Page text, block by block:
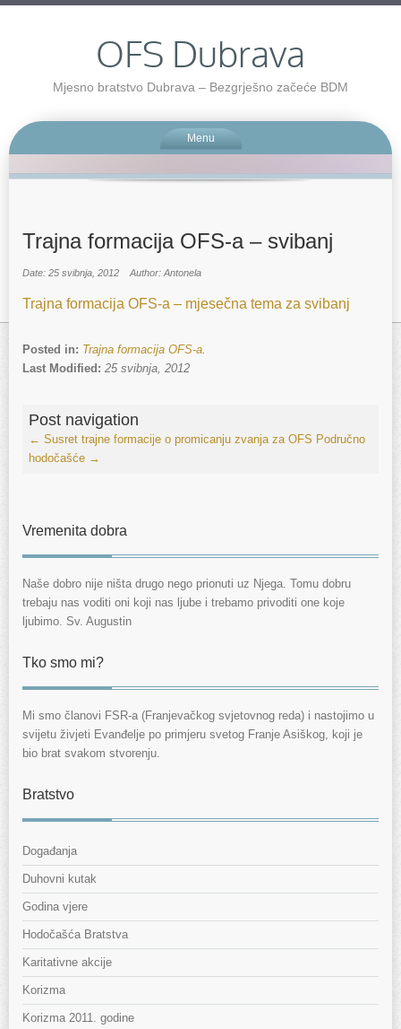
OFS Dubrava
Mjesno bratstvo Dubrava – Bezgrješno začeće BDM
Menu
Trajna formacija OFS-a – svibanj
Date: 25 svibnja, 2012 Author: Antonela
Trajna formacija OFS-a – mjesečna tema za svibanj
Posted in: Trajna formacija OFS-a.
Last Modified: 25 svibnja, 2012
Post navigation
← Susret trajne formacije o promicanju zvanja za OFS Područno
hodočašće →
Vremenita dobra
Naše dobro nije ništa drugo nego prionuti uz Njega. Tomu dobru
trebaju nas voditi oni koji nas ljube i trebamo privoditi one koje
ljubimo. Sv. Augustin
Tko smo mi?
Mi smo članovi FSR-a (Franjevačkog svjetovnog reda) i nastojimo u
svijetu živjeti Evanđelje po primjeru svetog Franje Asiškog, koji je
bio brat svakom stvorenju.
Bratstvo
Događanja
Duhovni kutak
Godina vjere
Hodočašća Bratstva
Karitativne akcije
Korizma
Korizma 2011. godine